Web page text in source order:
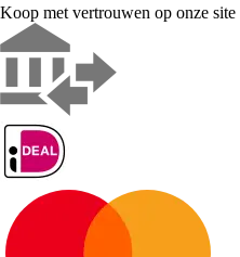
Koop met vertrouwen op onze site